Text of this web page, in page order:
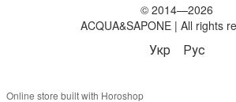
© 2014—2026
ACQUA&SAPONE | All rights
Укр Рус
Online store built with Horoshop